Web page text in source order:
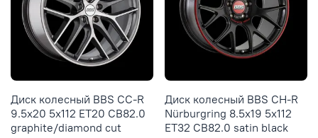
Диск колесный BBS CC-R
9.5x20 5x112 ET20 CB82.0
graphite/diamond cut
Диск колесный BBS CH-R
Nürburgring 8.5x19 5x112
ET32 CB82.0 satin black